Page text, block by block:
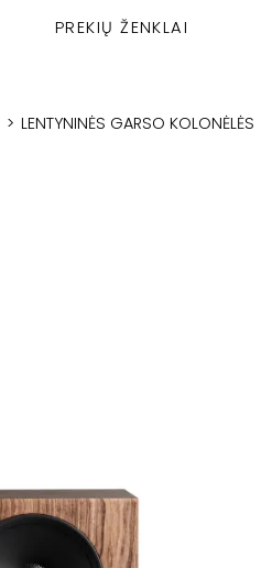
PREKIŲ ŽENKLAI
> LENTYNINĖS GARSO KOLONĖLĖS